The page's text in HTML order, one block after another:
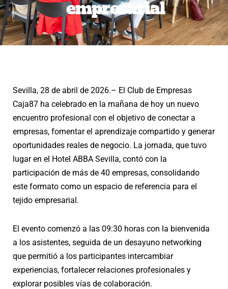
empresarial
Sevilla, 28 de abril de 2026.– El Club de Empresas
Caja87 ha celebrado en la mañana de hoy un nuevo
encuentro profesional con el objetivo de conectar a
empresas, fomentar el aprendizaje compartido y generar
oportunidades reales de negocio. La jornada, que tuvo
lugar en el Hotel ABBA Sevilla, contó con la
participación de más de 40 empresas, consolidando
este formato como un espacio de referencia para el
tejido empresarial.
El evento comenzó a las 09:30 horas con la bienvenida
a los asistentes, seguida de un desayuno networking
que permitió a los participantes intercambiar
experiencias, fortalecer relaciones profesionales y
explorar posibles vías de colaboración.